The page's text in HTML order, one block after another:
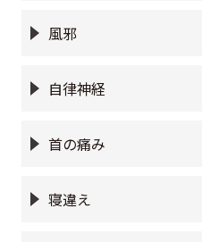
風邪
自律神経
首の痛み
寝違え